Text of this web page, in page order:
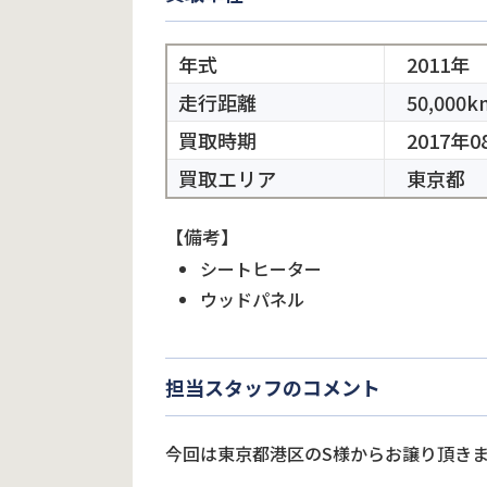
年式
2011年
走行距離
買取時期
2017年
買取エリア
東京都
【備考】
シートヒーター
ウッドパネル
担当スタッフのコメント
今回は東京都港区のS様からお譲り頂きま